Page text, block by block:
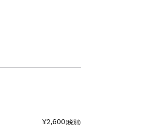
¥2,600(税別)